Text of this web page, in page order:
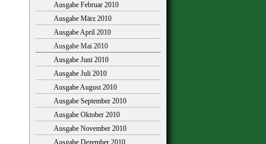
Ausgabe Februar 2010
Ausgabe März 2010
Ausgabe April 2010
Ausgabe Mai 2010
Ausgabe Juni 2010
Ausgabe Juli 2010
Ausgabe August 2010
Ausgabe September 2010
Ausgabe Oktober 2010
Ausgabe November 2010
Ausgabe Dezember 2010